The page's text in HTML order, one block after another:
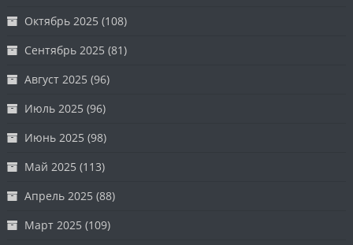
Октябрь 2025 (108)
Сентябрь 2025 (81)
Август 2025 (96)
Июль 2025 (96)
Июнь 2025 (98)
Май 2025 (113)
Апрель 2025 (88)
Март 2025 (109)